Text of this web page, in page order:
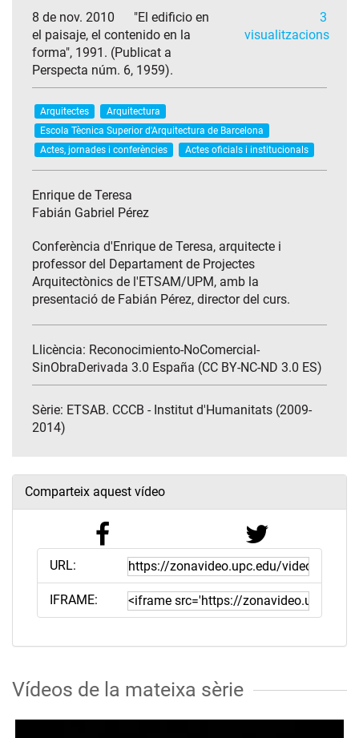
8 de nov. 2010
"El edificio en
el paisaje, el contenido en la
forma", 1991. (Publicat a
Perspecta núm. 6, 1959).
3
visualitzacions
Arquitectes
Arquitectura
Escola Tècnica Superior d'Arquitectura de Barcelona
Actes, jornades i conferències
Actes oficials i institucionals
Enrique de Teresa
Fabián Gabriel Pérez
Conferència d'Enrique de Teresa, arquitecte i
professor del Departament de Projectes
Arquitectònics de l'ETSAM/UPM, amb la
presentació de Fabián Pérez, director del curs.
Llicència: Reconocimiento-NoComercial-
SinObraDerivada 3.0 España (CC BY-NC-ND 3.0 ES)
Sèrie: ETSAB. CCCB - Institut d'Humanitats (2009-
2014)
Comparteix aquest vídeo
URL:
IFRAME:
Vídeos de la mateixa sèrie